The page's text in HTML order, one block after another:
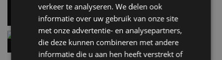
5 aug
Hennessey Blackbird krijgt atmosferische V8 en
handbak: soms is eenvoud leuker
5 aug
verkeer te analyseren. We delen ook
informatie over uw gebruik van onze site
met onze advertentie- en analysepartners,
die deze kunnen combineren met andere
informatie die u aan hen heeft verstrekt of